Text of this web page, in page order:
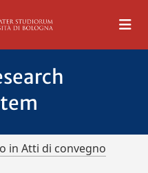
in Atti di convegno